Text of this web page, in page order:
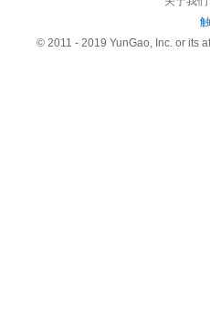
© 2011 - 2019 YunGao, Inc. or its